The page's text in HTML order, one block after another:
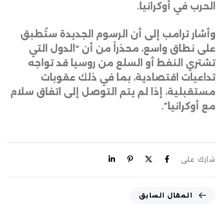
الحرب في أوكرانيا .
وأشار ترامب إلى أن الرسوم الجديدة ستُطبق
على نطاق واسع، محذراً من أن “الدول التي
تشتري النفط أو السلع من روسيا قد تواجه
تداعيات اقتصادية، بما في ذلك عقوبات
مستقبلية، إذا لم يتم التوصل إلى اتفاق سلام
مع أوكرانيا”.
شارك على
المقال السابق